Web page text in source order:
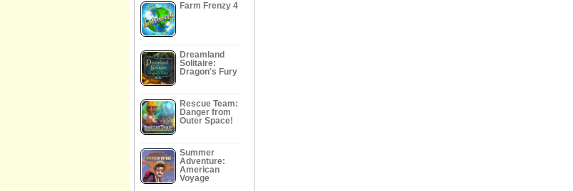
Farm Frenzy 4
Dreamland
Solitaire:
Dragon's Fury
Rescue Team:
Danger from
Outer Space!
Summer
Adventure:
American
Voyage